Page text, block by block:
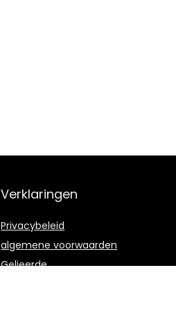
Verklaringen
Privacybeleid
algemene voorwaarden
Gelieerde